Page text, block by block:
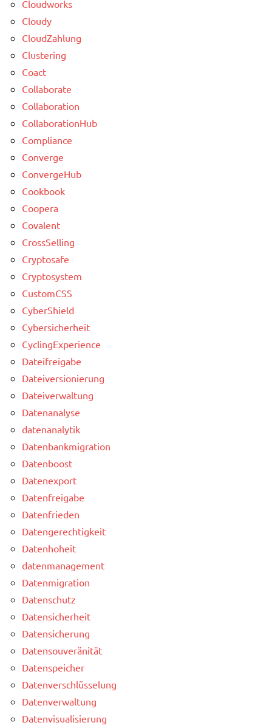
Cloudworks
Cloudy
CloudZahlung
Clustering
Coact
Collaborate
Collaboration
CollaborationHub
Compliance
Converge
ConvergeHub
Cookbook
Coopera
Covalent
CrossSelling
Cryptosafe
Cryptosystem
CustomCSS
CyberShield
Cybersicherheit
CyclingExperience
Dateifreigabe
Dateiversionierung
Dateiverwaltung
Datenanalyse
datenanalytik
Datenbankmigration
Datenboost
Datenexport
Datenfreigabe
Datenfrieden
Datengerechtigkeit
Datenhoheit
datenmanagement
Datenmigration
Datenschutz
Datensicherheit
Datensicherung
Datensouveränität
Datenspeicher
Datenverschlüsselung
Datenverwaltung
Datenvisualisierung